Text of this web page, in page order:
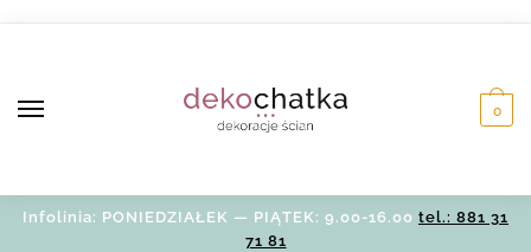
0
Infolinia: PONIEDZIAŁEK — PIĄTEK: 9.00-16.00 tel.: 881 31
71 81